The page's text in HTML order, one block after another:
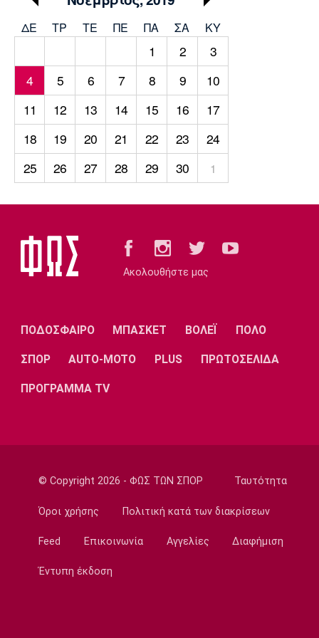
Πολιτισμός
Τραγούδια
Running
Media
Πρόγραμμα TV
Κηφισιά Πανσερραϊκός
Μαδρίτης
Μαδρίτης
Μάντσεστερ
Γιουνάιτεντ
Τσέλσι Άρσεναλ
Λίβερπουλ
Μάντσεστερ
Σίτι
Γιουβέντους
Μονακό
ΔΕ ΤΡ TΕ ΠΕ ΠΑ ΣΑ ΚΥ
1 2
3
4
5 6 7 8 9
10
11
12 13 14 15 16
17
18
19 20 21 22 23
24
25
26 27 28 29 30 1
Ακολουθήστε μας
ΠΟΔΟΣΦΑΙΡΟ ΜΠΑΣΚΕΤ ΒΟΛΕΪ ΠΟΛΟ
ΣΠΟΡ AUTO-MOTO PLUS ΠΡΩΤΟΣΕΛΙΔΑ
ΠΡΟΓΡΑΜΜΑ TV
© Copyright 2026 - ΦΩΣ ΤΩΝ ΣΠΟΡ Ταυτότητα
Όροι χρήσης Πολιτική κατά των διακρίσεων
Feed Επικοινωνία Αγγελίες Διαφήμιση
Έντυπη έκδοση